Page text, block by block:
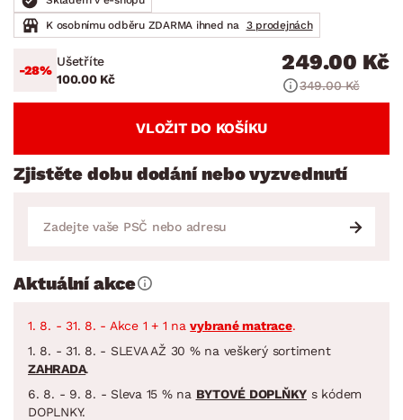
K osobnímu odběru ZDARMA ihned na
3 prodejnách
-28%
Ušetříte
100.00 Kč
249.00 Kč
349.00 Kč
VLOŽIT DO KOŠÍKU
Zjistěte dobu dodání nebo vyzvednutí
Aktuální akce
1. 8. - 31. 8. - Akce 1 + 1 navybrané matrace.
1. 8. - 31. 8. - SLEVA AŽ 30 % na veškerý sortiment
ZAHRADA.
6. 8. - 9. 8. - Sleva 15 % na BYTOVÉ DOPLŇKY s kódem
DOPLNKY.